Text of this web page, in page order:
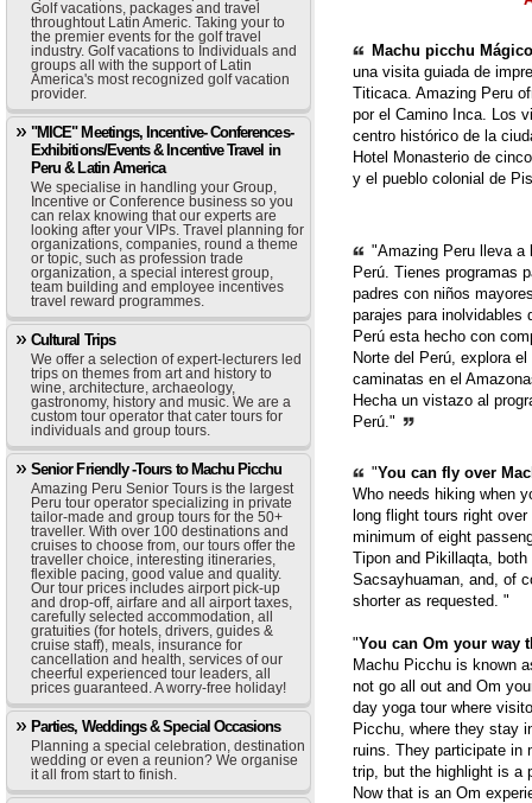
Golf vacations, packages and travel
throughtout Latin Americ. Taking your to
the premier events for the golf travel
industry. Golf vacations to Individuals and
groups all with the support of Latin
America's most recognized golf vacation
provider.
"MICE" Meetings, Incentive- Conferences-
Exhibitions/Events & Incentive Travel in
Peru & Latin America
We specialise in handling your Group,
Incentive or Conference business so you
can relax knowing that our experts are
looking after your VIPs. Travel planning for
organizations, companies, round a theme
or topic, such as profession trade
organization, a special interest group,
team building and employee incentives
travel reward programmes.
Cultural Trips
We offer a selection of expert-lecturers led
trips on themes from art and history to
wine, architecture, archaeology,
gastronomy, history and music. We are a
custom tour operator that cater tours for
individuals and group tours.
Senior Friendly -Tours to Machu Picchu
Amazing Peru Senior Tours is the largest
Peru tour operator specializing in private
tailor-made and group tours for the 50+
traveller. With over 100 destinations and
cruises to choose from, our tours offer the
traveller choice, interesting itineraries,
flexible pacing, good value and quality.
Our tour prices includes airport pick-up
and drop-off, airfare and all airport taxes,
carefully selected accommodation, all
gratuities (for hotels, drivers, guides &
cruise staff), meals, insurance for
cancellation and health, services of our
cheerful experienced tour leaders, all
prices guaranteed. A worry-free holiday!
Parties, Weddings & Special Occasions
Planning a special celebration, destination
wedding or even a reunion? We organise
it all from start to finish.
Machu picchu
una visita guiada de
Titicaca. Amazing Peru
por el Camino Inca. Los
centro histórico de la
Hotel Monasterio de
y el pueblo colonial de
"Amazing Peru lleva a
Perú. Tienes programas
padres con niños
parajes para inolvidables
Perú esta hecho con
Norte del Perú, explora
caminatas en el
Hecha un vistazo al
Perú."
"You can fly over
Who needs hiking when
long flight tours right
minimum of eight
Tipon and Pikillaqta,
Sacsayhuaman, and, of
shorter as requested. "
"You can Om your way
Machu Picchu is known
not go all out and Om
day yoga tour where
Picchu, where they stay
ruins. They participate in
trip, but the highlight is a
Now that is an Om